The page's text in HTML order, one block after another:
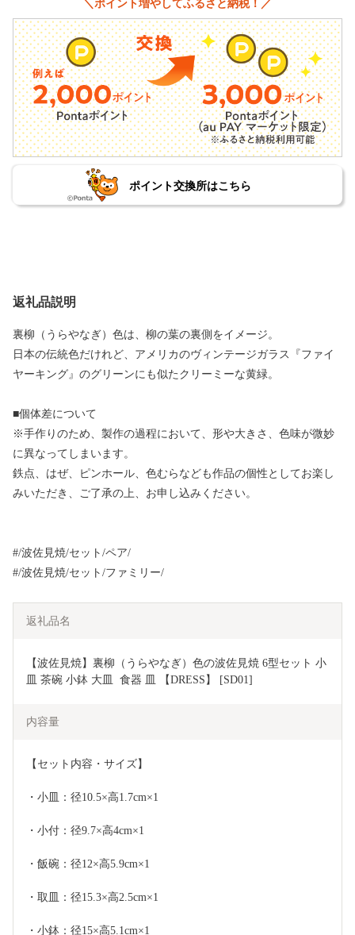
＼ポイント増やしてふるさと納税！／
ポイント交換所はこちら
返礼品説明
裏柳（うらやなぎ）色は、柳の葉の裏側をイメージ。
日本の伝統色だけれど、アメリカのヴィンテージガラス『ファイ
ヤーキング』のグリーンにも似たクリーミーな黄緑。
■個体差について
※手作りのため、製作の過程において、形や大きさ、色味が微妙
に異なってしまいます。
鉄点、はぜ、ピンホール、色むらなども作品の個性としてお楽し
みいただき、ご了承の上、お申し込みください。
#/波佐見焼/セット/ペア/
#/波佐見焼/セット/ファミリー/
返礼品名
【波佐見焼】裏柳（うらやなぎ）色の波佐見焼 6型セット 小
皿 茶碗 小鉢 大皿  食器 皿 【DRESS】 [SD01]
内容量
【セット内容・サイズ】
・小皿：径10.5×高1.7cm×1
・小付：径9.7×高4cm×1
・飯碗：径12×高5.9cm×1
・取皿：径15.3×高2.5cm×1
・小鉢：径15×高5.1cm×1